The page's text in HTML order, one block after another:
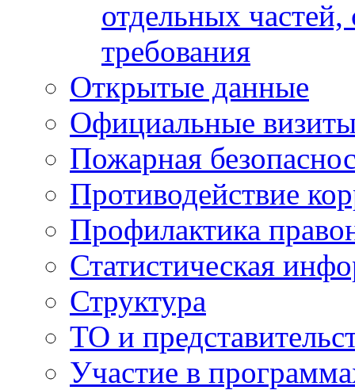
отдельных
требования
Открытые данные
Официальные
Пожарная
Противодействие
Профилактика
Статистическая
Структура
ТО и
Участие в